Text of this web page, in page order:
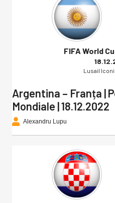
FIFA World
Lusail
Argentina – Franța |
Mondiale | 18.12.2022
Alexandru Lupu